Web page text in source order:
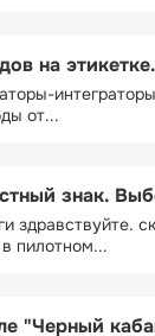
на
от...
знак.
здравствуйте.
пилотном...
"Черный